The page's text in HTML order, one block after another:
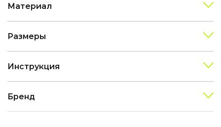
Материал
Размеры
Инструкция
Бренд